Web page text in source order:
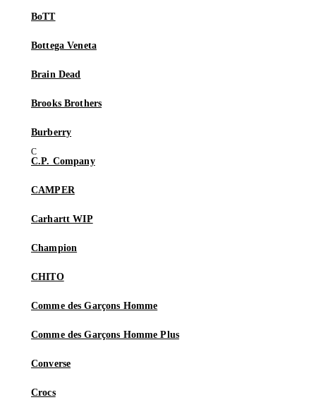
BoTT
Bottega Veneta
Brain Dead
Brooks Brothers
Burberry
C.P. Company
CAMPER
Carhartt WIP
Champion
CHITO
Comme des Garçons Homme
Comme des Garçons Homme Plus
Converse
Crocs